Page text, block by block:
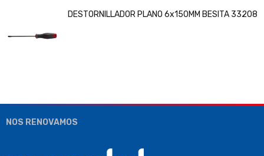
DESTORNILLADOR PLANO 6x150MM BESITA 33208
NOS RENOVAMOS